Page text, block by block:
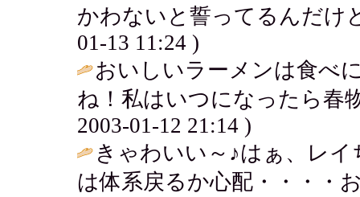
かわないと誓ってるんだけ
01-13 11:24 )
おいしいラーメンは食べ
ね！私はいつになったら春
2003-01-12 21:14 )
きゃわいい～♪はぁ、レ
は体系戻るか心配・・・・